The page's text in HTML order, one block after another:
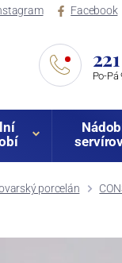
Facebook
Po-Pá
porcelán